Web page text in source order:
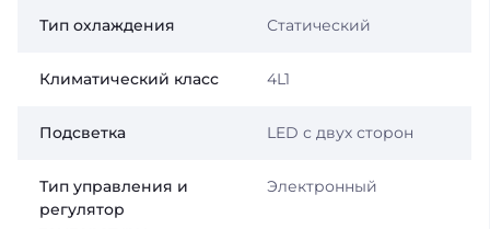
Тип охлаждения Статический
Климатический класс 4L1
Подсветка LED с двух сторон
Тип управления и
регулятор
Электронный